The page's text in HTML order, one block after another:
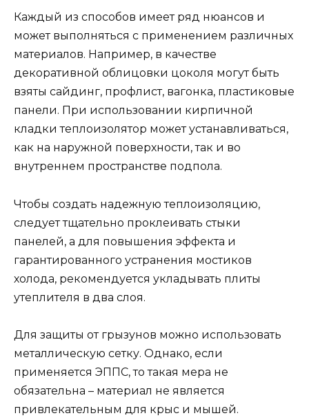
Каждый из способов имеет ряд нюансов и
может выполняться с применением различных
материалов. Например, в качестве
декоративной облицовки цоколя могут быть
взяты сайдинг, профлист, вагонка, пластиковые
панели. При использовании кирпичной
кладки теплоизолятор может устанавливаться,
как на наружной поверхности, так и во
внутреннем пространстве подпола.
Чтобы создать надежную теплоизоляцию,
следует тщательно проклеивать стыки
панелей, а для повышения эффекта и
гарантированного устранения мостиков
холода, рекомендуется укладывать плиты
утеплителя в два слоя.
Для защиты от грызунов можно использовать
металлическую сетку. Однако, если
применяется ЭППС, то такая мера не
обязательна – материал не является
привлекательным для крыс и мышей.